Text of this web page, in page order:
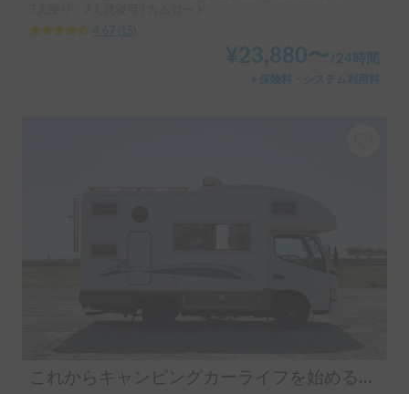
4.67
15
¥23,880〜/24時間
＋保険料・システム利用料
これからキャンピングカーライフを始める方へ🔰モバイルハウスのある暮らし